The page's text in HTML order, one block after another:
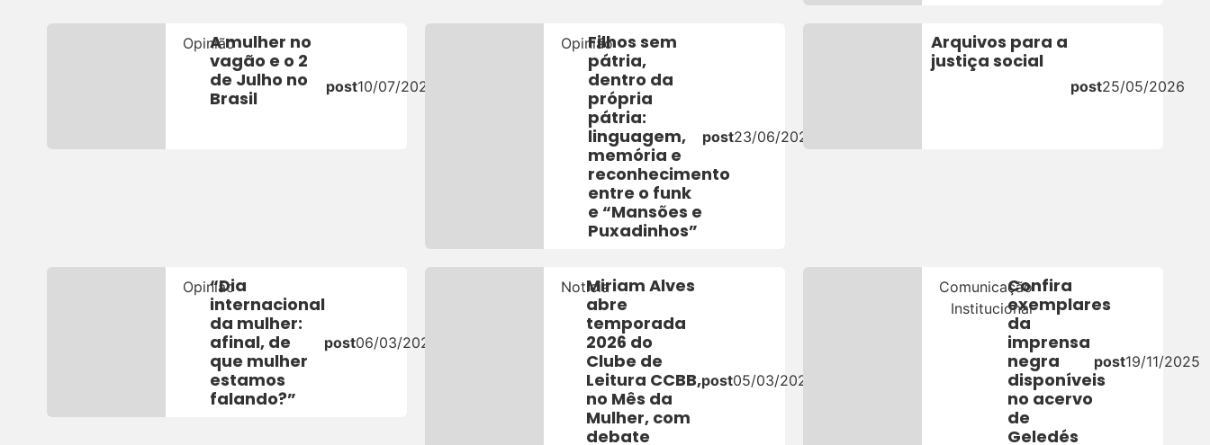
OpiniãoA mulher no
vagão e o 2
de Julho no
Brasil
post10/07/2026
OpiniãoFilhos sem
pátria,
dentro da
própria
pátria:
linguagem,
memória e
reconhecimento
entre o funk
e “Mansões e
Puxadinhos”
post23/06/2026
Arquivos para a
justiça social
post25/05/2026
Opinião
“Dia
internacional
da mulher:
afinal, de
que mulher
estamos
falando?”
post06/03/2026
NotíciaMiriam Alves
abre
temporada
2026 do
Clube de
Leitura CCBB,
no Mês da
Mulher, com
debate
post05/03/2026
Comunicação
Institucional
Confira
exemplares
da
imprensa
negra
disponíveis
no acervo
de
Geledés
post19/11/2025